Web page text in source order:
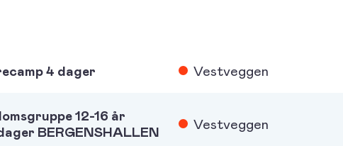
4 dager Vestveggen
12-16 år
BERGENSHALLEN
Vestveggen